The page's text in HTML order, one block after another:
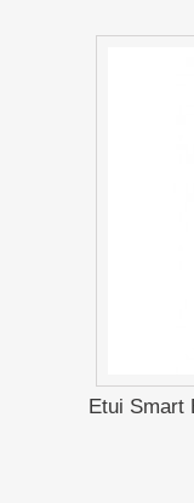
Etui Smart